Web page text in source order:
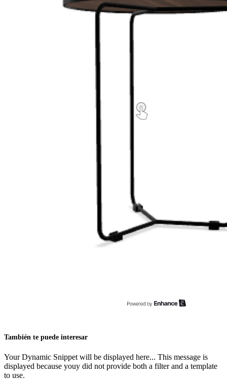
También te puede interesar
Your Dynamic Snippet will be displayed here... This message is
displayed because youy did not provide both a filter and a template
to use.